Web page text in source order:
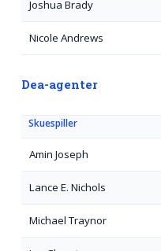
Joshua Brady
Nicole Andrews
Dea-agenter
Skuespiller
Amin Joseph
Lance E. Nichols
Michael Traynor